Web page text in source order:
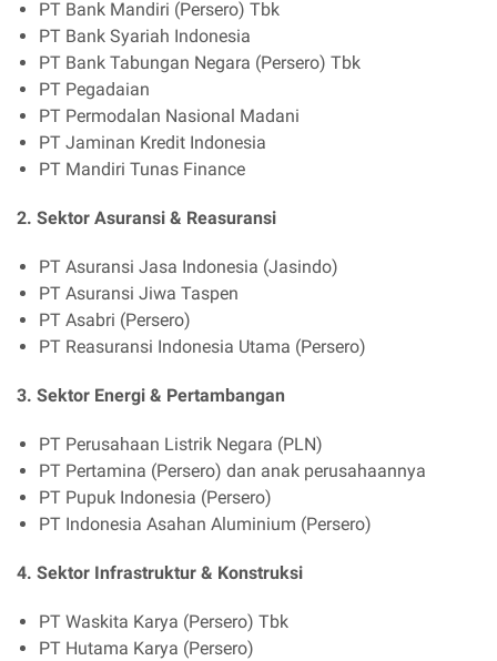
PT Bank Mandiri (Persero) Tbk
PT Bank Syariah Indonesia
PT Bank Tabungan Negara (Persero) Tbk
PT Pegadaian
PT Permodalan Nasional Madani
PT Jaminan Kredit Indonesia
PT Mandiri Tunas Finance
2. Sektor Asuransi & Reasuransi
PT Asuransi Jasa Indonesia (Jasindo)
PT Asuransi Jiwa Taspen
PT Asabri (Persero)
PT Reasuransi Indonesia Utama (Persero)
3. Sektor Energi & Pertambangan
PT Perusahaan Listrik Negara (PLN)
PT Pertamina (Persero) dan anak perusahaannya
PT Pupuk Indonesia (Persero)
PT Indonesia Asahan Aluminium (Persero)
4. Sektor Infrastruktur & Konstruksi
PT Waskita Karya (Persero) Tbk
PT Hutama Karya (Persero)